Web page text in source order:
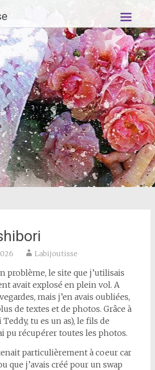
Labijoutisse
problème, le site que j’utilisais
avait explosé en plein vol. A
mais j’en avais oubliées,
de textes et de photos. Grâce à
tu es un as), le fils de
pu récupérer toutes les photos.
particulièrement à coeur car
que j’avais créé pour un swap